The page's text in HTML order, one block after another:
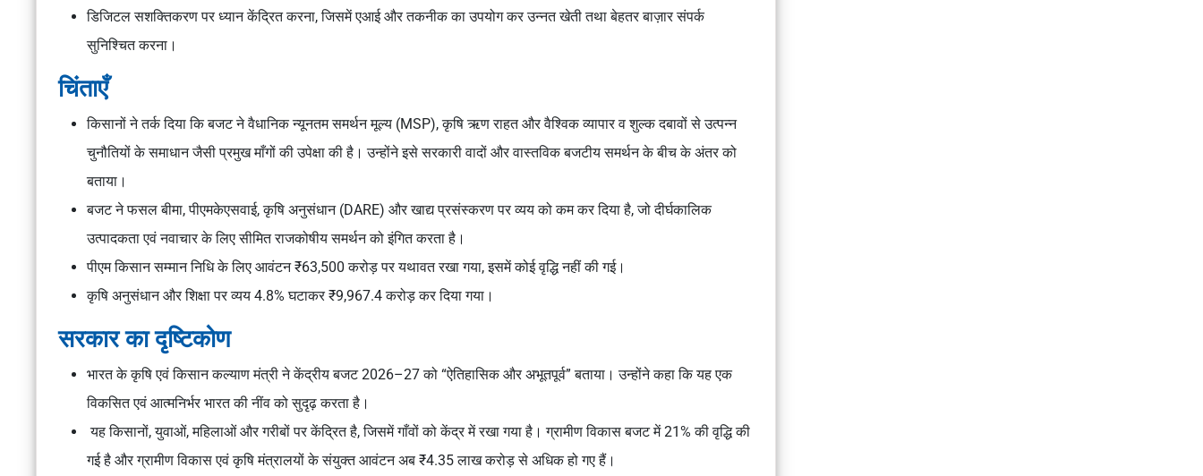
डिजिटल सशक्तिकरण पर ध्यान केंद्रित करना, जिसमें एआई और तकनीक का उपयोग कर उन्नत खेती तथा बेहतर बाज़ार संपर्क
सुनिश्चित करना।
चिंताएँ
किसानों ने तर्क दिया कि बजट ने वैधानिक न्यूनतम समर्थन मूल्य (MSP), कृषि ऋण राहत और वैश्विक व्यापार व शुल्क दबावों से उत्पन्न
चुनौतियों के समाधान जैसी प्रमुख माँगों की उपेक्षा की है। उन्होंने इसे सरकारी वादों और वास्तविक बजटीय समर्थन के बीच के अंतर को
बताया।
बजट ने फसल बीमा, पीएमकेएसवाई, कृषि अनुसंधान (DARE) और खाद्य प्रसंस्करण पर व्यय को कम कर दिया है, जो दीर्घकालिक
उत्पादकता एवं नवाचार के लिए सीमित राजकोषीय समर्थन को इंगित करता है।
पीएम किसान सम्मान निधि के लिए आवंटन ₹63,500 करोड़ पर यथावत रखा गया, इसमें कोई वृद्धि नहीं की गई।
कृषि अनुसंधान और शिक्षा पर व्यय 4.8% घटाकर ₹9,967.4 करोड़ कर दिया गया।
सरकार का दृष्टिकोण
भारत के कृषि एवं किसान कल्याण मंत्री ने केंद्रीय बजट 2026–27 को “ऐतिहासिक और अभूतपूर्व” बताया। उन्होंने कहा कि यह एक
विकसित एवं आत्मनिर्भर भारत की नींव को सुदृढ़ करता है।
यह किसानों, युवाओं, महिलाओं और गरीबों पर केंद्रित है, जिसमें गाँवों को केंद्र में रखा गया है। ग्रामीण विकास बजट में 21% की वृद्धि की
गई है और ग्रामीण विकास एवं कृषि मंत्रालयों के संयुक्त आवंटन अब ₹4.35 लाख करोड़ से अधिक हो गए हैं।